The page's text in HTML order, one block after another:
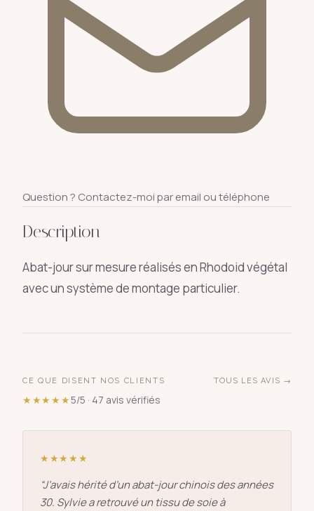
Question ? Contactez-moi par email ou téléphone
Description
Abat-jour sur mesure réalisés en Rhodoid végétal
avec un système de montage particulier.
CE QUE DISENT NOS CLIENTS
★★★★★5/5 · 47 avis vérifiés
TOUS LES AVIS →
★★★★★
“J’avais hérité d’un abat-jour chinois des années
30. Sylvie a retrouvé un tissu de soie à